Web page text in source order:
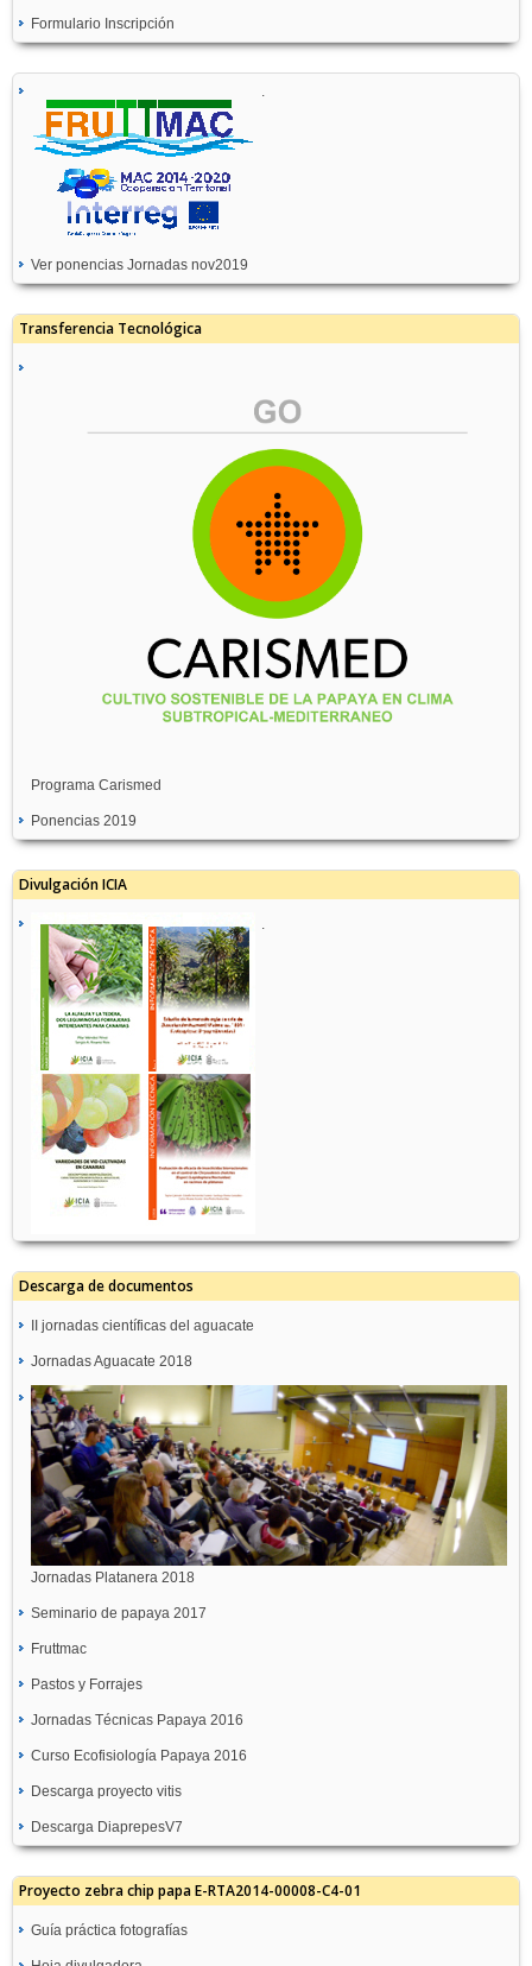
Formulario Inscripción
.
Ver ponencias Jornadas nov2019
Transferencia Tecnológica
Programa Carismed
Ponencias 2019
Divulgación ICIA
.
Descarga de documentos
II jornadas científicas del aguacate
Jornadas Aguacate 2018
Jornadas Platanera 2018
Seminario de papaya 2017
Fruttmac
Pastos y Forrajes
Jornadas Técnicas Papaya 2016
Curso Ecofisiología Papaya 2016
Descarga proyecto vitis
Descarga DiaprepesV7
Proyecto zebra chip papa E-RTA2014-00008-C4-01
Guía práctica fotografías